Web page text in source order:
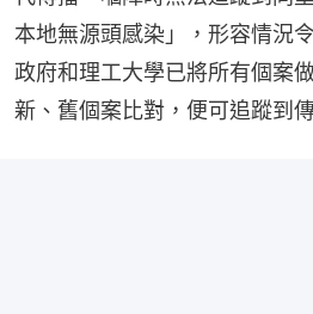
本地無源頭感染」，形容情況
政府和理工大學已將所有個案
新、舊個案比對，便可追蹤到